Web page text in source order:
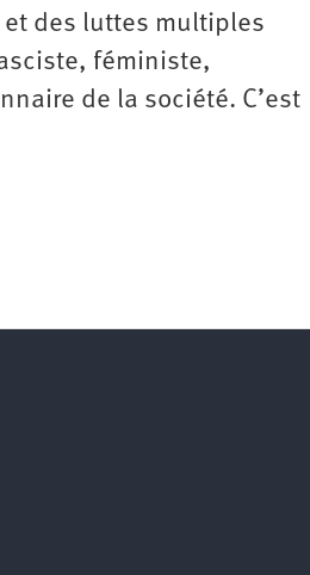
et des luttes multiples
féministe,
de la société. C’est